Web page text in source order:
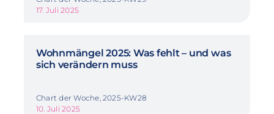
17. Juli 2025
Wohnmängel 2025: Was fehlt – und was
sich verändern muss
Chart der Woche, 2025-KW28
10. Juli 2025